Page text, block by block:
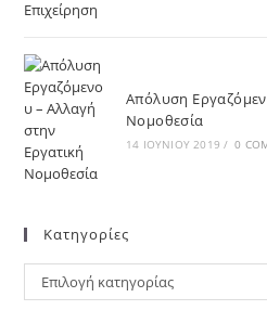
Απόλυση
Νομοθεσία
14 ΙΟΥΝΊΟΥ 2019 / 0
Kατηγορίες
Επιλογή κατηγορίας